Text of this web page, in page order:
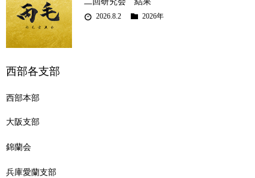
2026.8.2 2026年
西部各支部
西部本部
大阪支部
錦蘭会
兵庫愛蘭支部